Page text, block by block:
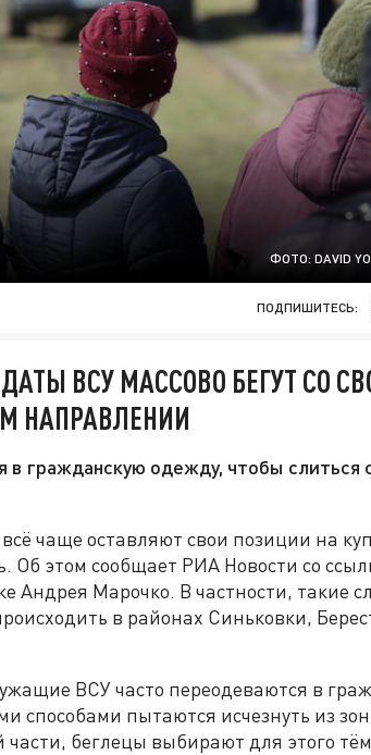
ФОТО: DAVID
ПОДПИШИТЕСЬ:
ВСУ МАССОВО БЕГУТ СО
НАПРАВЛЕНИИ
в гражданскую одежду, чтобы слиться
чаще оставляют свои позиции на
Об этом сообщает РИА Новости со
Андрея Марочко. В частности, такие
в районах Синьковки,
ВСУ часто переодеваются в
способами пытаются исчезнуть из
беглецы выбирают для этого